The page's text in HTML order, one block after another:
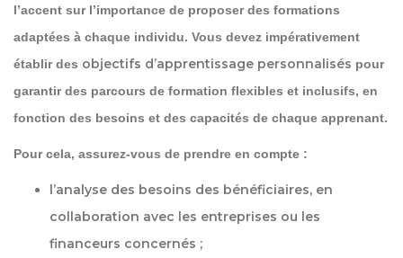
l’accent sur l’importance de proposer des formations
adaptées à chaque individu. Vous devez impérativement
établir des objectifs d’apprentissage personnalisés pour
garantir des parcours de formation flexibles et inclusifs, en
fonction des besoins et des capacités de chaque apprenant.
Pour cela, assurez-vous de prendre en compte :
l’analyse des besoins des bénéficiaires, en
collaboration avec les entreprises ou les
financeurs concernés ;